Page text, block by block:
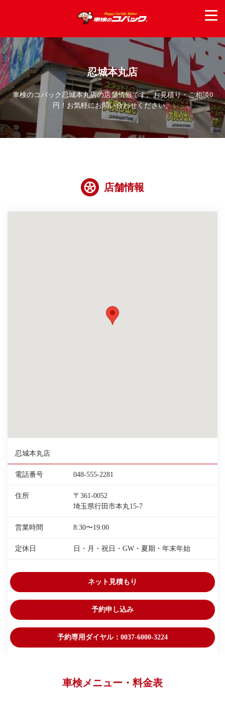
忍城本丸店
車検のコバック忍城本丸店の店舗情報です。お見積り・ご相談0
円！お気軽にお問い合わせください。
店舗情報
忍城本丸店
電話番号 048-555-2281
住所
〒361-0052
埼玉県行田市本丸15-7
営業時間 8:30〜19:00
定休日 日・月・祝日・GW・夏期・年末年始
ネット見積もり
予約申し込み
予約専用ダイヤル：0037-6000-3224
車検メニュー・料金表